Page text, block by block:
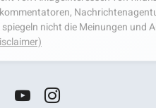
nicht die Meinungen und